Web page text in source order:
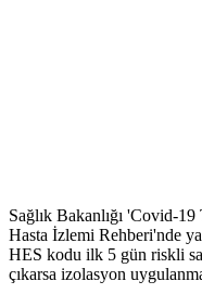
Sağlık Bakanlığı 'Covid-
Hasta İzlemi Rehberi'nde
HES kodu ilk 5 gün riskli
çıkarsa izolasyon